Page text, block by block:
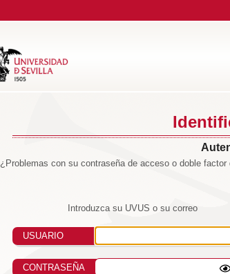
¿Problemas con su contraseña de acceso o doble
Introduzca su UVUS o su correo
USUARIO
CONTRASEÑA